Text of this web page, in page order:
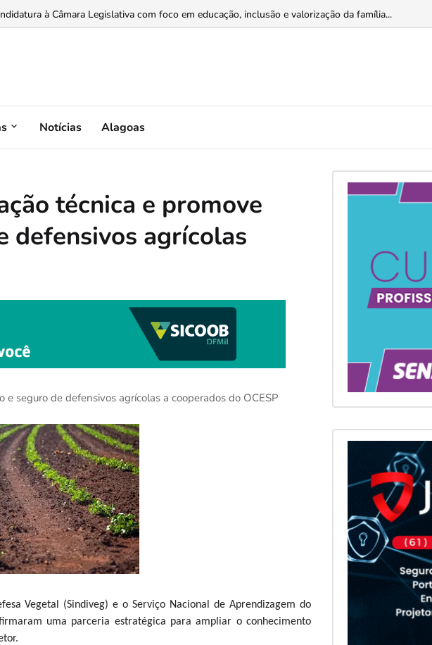
à Câmara Legislativa com foco em educação, inclusão e valorização da família...
e varejistas por meio de recebíveis de cartão...
Notícias Alagoas
técnica e promove
defensivos agrícolas
seguro de defensivos agrícolas a cooperados do OCESP
Vegetal (Sindiveg) e o Serviço Nacional de Aprendizagem do
uma parceria estratégica para ampliar o conhecimento